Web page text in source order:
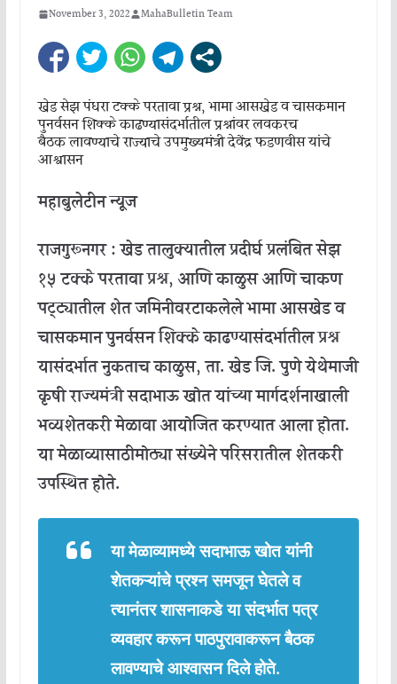
November 3, 2022 MahaBulletin Team
खेडसेझपंधराटक्केपरतावाप्रश्न,भामाआसखेडवचासकमान
पुनर्वसनशिक्केकाढण्यासंदर्भातीलप्रश्नांवरलवकरच
बैठकलावण्याचेराज्याचेउपमुख्यमंत्रीदेवेंद्रफडणवीसयांचे
आश्वासन
महाबुलेटीनन्यूज
राजगुरूनगर:खेडतालुक्यातीलप्रदीर्घप्रलंबितसेझ
१५ टक्केपरतावाप्रश्न, आणिकाळुसआणिचाकण
पट्ट्यातील शेतजमिनीवरटाकलेलेभामाआसखेडव
चासकमानपुनर्वसनशिक्केकाढण्यासंदर्भातीलप्रश्न
यासंदर्भातनुकताचकाळुस,ता.खेडजि.पुणेयेथेमाजी
कृषीराज्यमंत्रीसदाभाऊखोतयांच्यामार्गदर्शनाखाली
भव्यशेतकरीमेळावाआयोजितकरण्यातआलाहोता.
यामेळाव्यासाठीमोठ्यासंख्येनेपरिसरातील शेतकरी
उपस्थितहोते.
या मेळाव्यामध्ये सदाभाऊ खोत यांनी
शेतकऱ्यांचे प्रश्न समजून घेतले व
त्यानंतर शासनाकडे या संदर्भात पत्र
व्यवहार करून पाठपुरावाकरून बैठक
लावण्याचे आश्वासन दिले होते.